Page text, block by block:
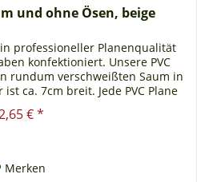
und ohne Ösen, beige
professioneller Planenqualität
konfektioniert. Unsere PVC
rundum verschweißten Saum in
ca. 7cm breit. Jede PVC Plane
€ *
Merken